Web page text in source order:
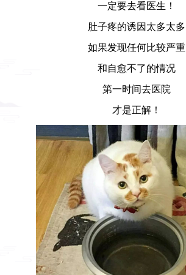
一定要去看医生！
肚子疼的诱因太多太多
如果发现任何比较严重
和自愈不了的情况
第一时间去医院
才是正解！